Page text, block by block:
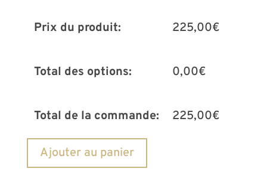
Prix du produit: 225,00€
Total des options: 0,00€
Total de la commande: 225,00€
quantité
Ajouter au panier